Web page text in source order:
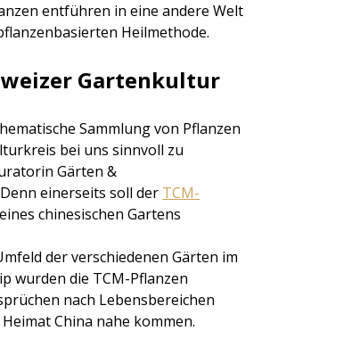
entführen in eine andere Welt
Heilmethode.
Gartenkultur
Sammlung von Pflanzen
bei uns sinnvoll zu
Gärten &
einerseits soll der TCM-
chinesischen Gartens
der verschiedenen Gärten im
wurden die TCM-Pflanzen
nach Lebensbereichen
China nahe kommen.